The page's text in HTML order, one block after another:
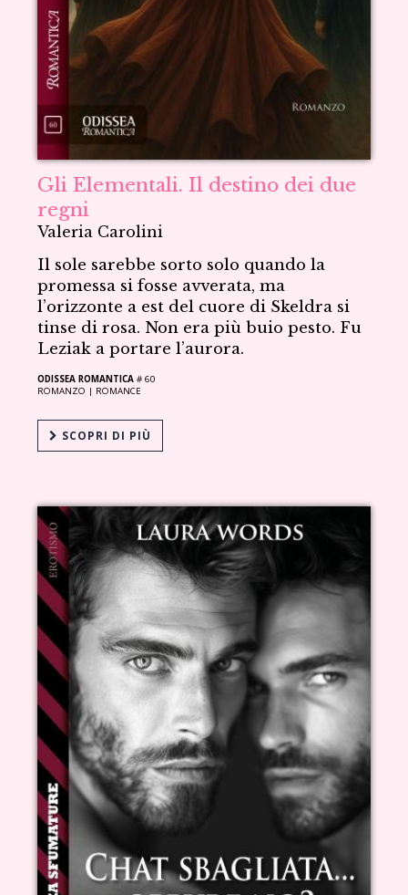
Gli Elementali. Il destino dei due
regni
Valeria Carolini
Il sole sarebbe sorto solo quando la
promessa si fosse avverata, ma
l’orizzonte a est del cuore di Skeldra si
tinse di rosa. Non era più buio pesto. Fu
Leziak a portare l’aurora.
ODISSEA ROMANTICA # 60
ROMANZO | ROMANCE
SCOPRI DI PIÙ